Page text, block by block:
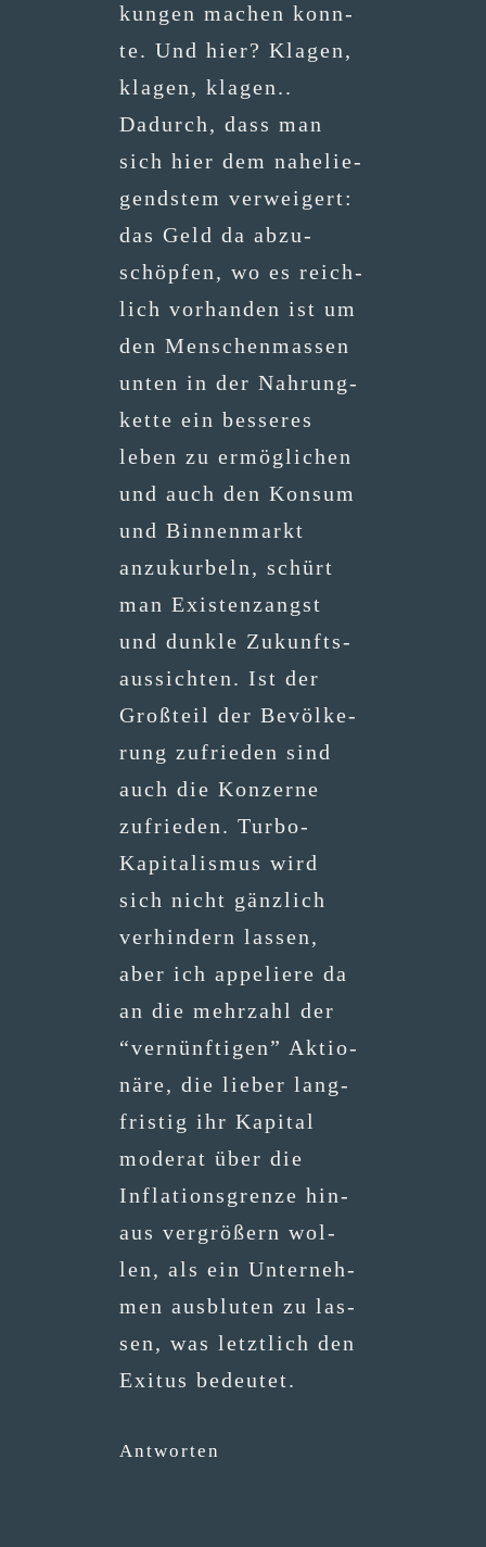
kun­gen machen konn­
te. Und hier? Kla­gen,
kla­gen, klagen..
Dadurch, dass man
sich hier dem nahe­lie­
gends­tem ver­wei­gert:
das Geld da abzu­
schöp­fen, wo es reich­
lich vor­han­den ist um
den Men­schen­mas­sen
unten in der Nah­rung­
ket­te ein bes­se­res
leben zu ermög­li­chen
und auch den Kon­sum
und Bin­nen­markt
anzu­kur­beln, schürt
man Exis­tenz­angst
und dunk­le Zukunfts­
aus­sich­ten. Ist der
Groß­teil der Bevöl­ke­
rung zufrie­den sind
auch die Kon­zer­ne
zufrie­den. Tur­bo-
Kapi­ta­lis­mus wird
sich nicht gänz­lich
ver­hin­dern las­sen,
aber ich appe­lie­re da
an die mehr­zahl der
“ver­nünf­ti­gen” Aktio­
nä­re, die lie­ber lang­
fris­tig ihr Kapi­tal
mode­rat über die
Infla­ti­ons­gren­ze hin­
aus ver­grö­ßern wol­
len, als ein Unter­neh­
men aus­blu­ten zu las­
sen, was letzt­lich den
Exitus bedeutet.
Antworten